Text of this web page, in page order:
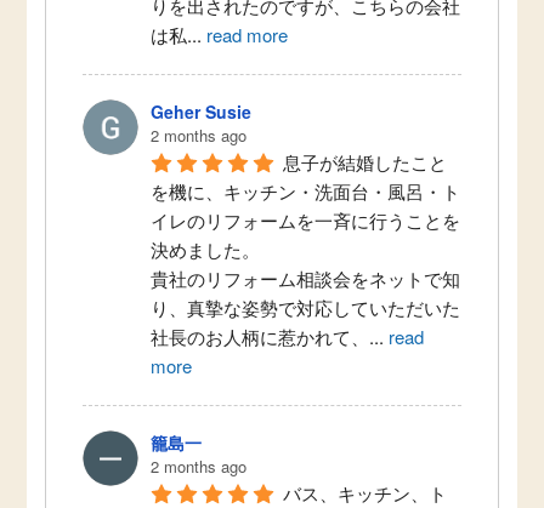
りを出されたのですが、こちらの会社
は私... read more
Geher Susie
2 months ago
息子が結婚したこと
を機に、キッチン・洗面台・風呂・ト
イレのリフォームを一斉に行うことを
決めました。
貴社のリフォーム相談会をネットで知
り、真摯な姿勢で対応していただいた
社長のお人柄に惹かれて、 ... read
more
籠島一
2 months ago
バス、キッチン、ト